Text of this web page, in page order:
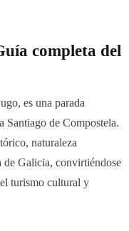
completa del
es una parada
Santiago de Compostela.
naturaleza
de Galicia, convirtiéndose
turismo cultural y